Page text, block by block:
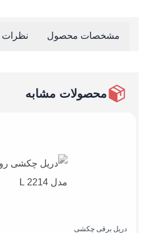
مشخصات محصول نظرات
محصولات مشابه
دریل برقی چکشی